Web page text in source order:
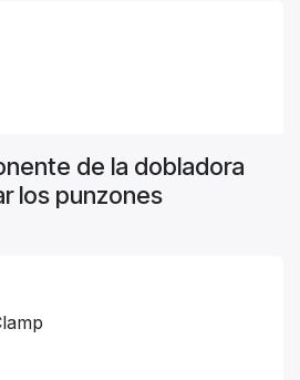
de la dobladora
los punzones